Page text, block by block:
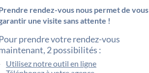
rendez-vous nous permet de vous
une visite sans attente !
prendre votre rendez-vous
2 possibilités :
Utilisez notre outil en ligne